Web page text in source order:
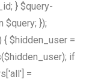
} $query-
$query; });
$hidden_user =
if
=